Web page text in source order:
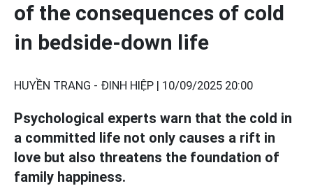
of the consequences of cold
in bedside-down life
HUYỀN TRANG - ĐINH HIỆP | 10/09/2025 20:00
Psychological experts warn that the cold in
a committed life not only causes a rift in
love but also threatens the foundation of
family happiness.